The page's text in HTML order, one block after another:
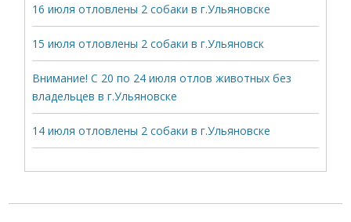
16 июля отловлены 2 собаки в г.Ульяновске
15 июля отловлены 2 собаки в г.Ульяновск
Внимание! С 20 по 24 июля отлов животных без
владельцев в г.Ульяновске
14 июля отловлены 2 собаки в г.Ульяновске